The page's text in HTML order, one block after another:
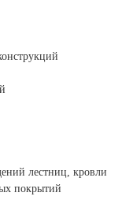
лестниц, кровли
покрытий